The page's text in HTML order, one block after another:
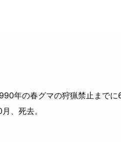
年の春グマの狩猟禁止まで
、死去。